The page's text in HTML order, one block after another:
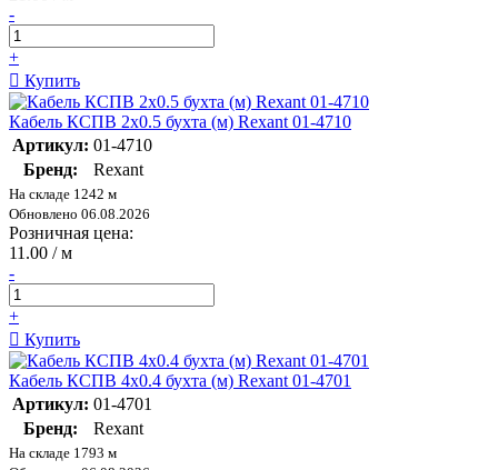
-
+
Купить
Кабель КСПВ 2х0.5 бухта (м) Rexant 01-4710
Артикул: 01-4710
Бренд:
Rexant
На складе 1242 м
Обновлено 06.08.2026
Розничная цена:
11.00 / м
-
+
Купить
Кабель КСПВ 4х0.4 бухта (м) Rexant 01-4701
Артикул: 01-4701
Бренд:
Rexant
На складе 1793 м